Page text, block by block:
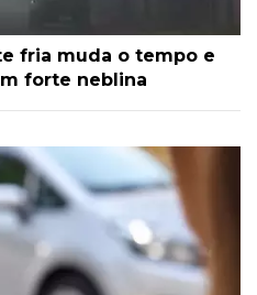
fria muda o tempo e
forte neblina